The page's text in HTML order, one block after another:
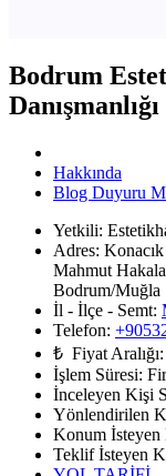
Bodrum
Hakkında
Blog Duyuru
Yetkili:
Adres:
Mahmut
Bodrum/Muğla
İl - İlçe - Semt:
Telefon:
₺ Fiyat Aralığı:
İşlem Süresi:
İnceleyen Kişi
Yönlendirilen
Konum İsteyen
Teklif İsteyen